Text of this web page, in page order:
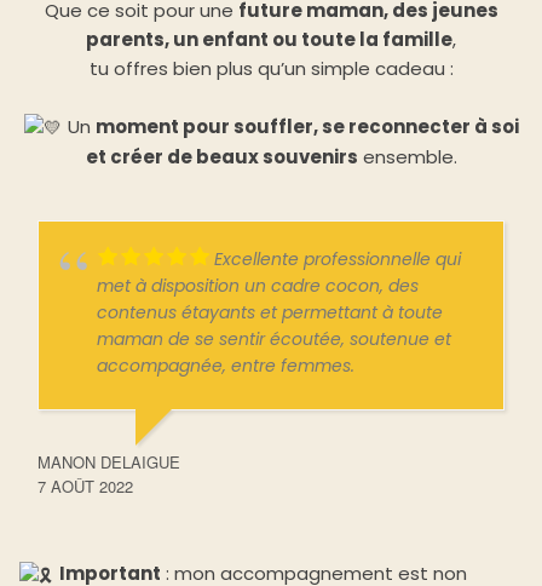
Que ce soit pour une future maman, des jeunes
parents, un enfant ou toute la famille,
tu offres bien plus qu’un simple cadeau :
Un moment pour souffler, se reconnecter à soi
et créer de beaux souvenirs ensemble.
Excellente professionnelle qui
met à disposition un cadre cocon, des
contenus étayants et permettant à toute
maman de se sentir écoutée, soutenue et
accompagnée, entre femmes.
MANON DELAIGUE
7 AOÛT 2022
Important : mon accompagnement est non